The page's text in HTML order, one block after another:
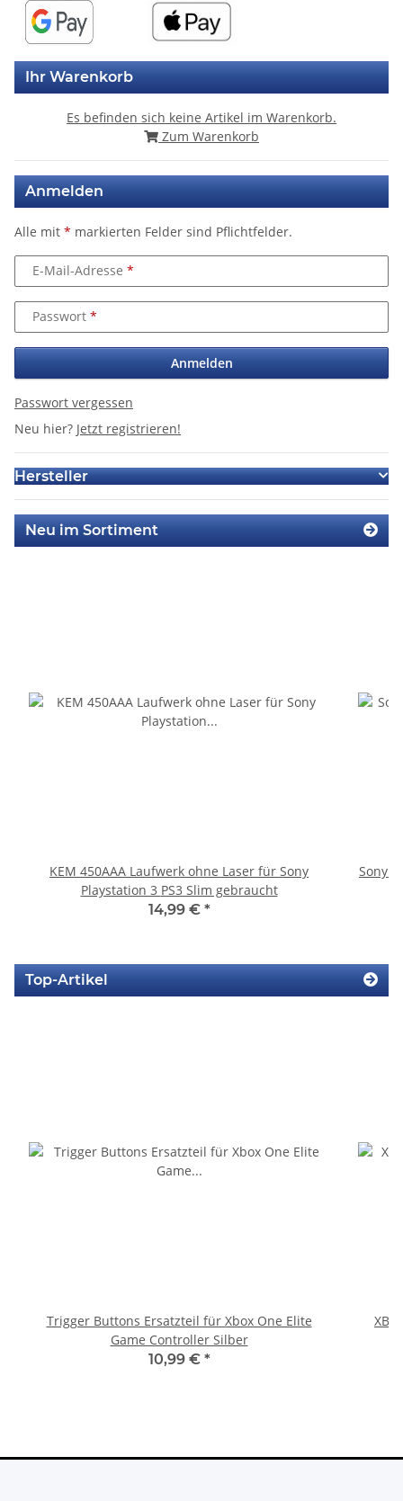
Ihr Warenkorb
Es befinden sich keine Artikel im Warenkorb.
Zum Warenkorb
Anmelden
Alle mit * markierten Felder sind Pflichtfelder.
E-Mail-Adresse
Passwort
Anmelden
Passwort vergessen
Neu hier? Jetzt registrieren!
Hersteller
Neu im Sortiment
KEM 450AAA Laufwerk ohne Laser für Sony
Playstation 3 PS3 Slim gebraucht
14,99 € *
Sony
Top-Artikel
Trigger Buttons Ersatzteil für Xbox One Elite
Game Controller Silber
10,99 € *